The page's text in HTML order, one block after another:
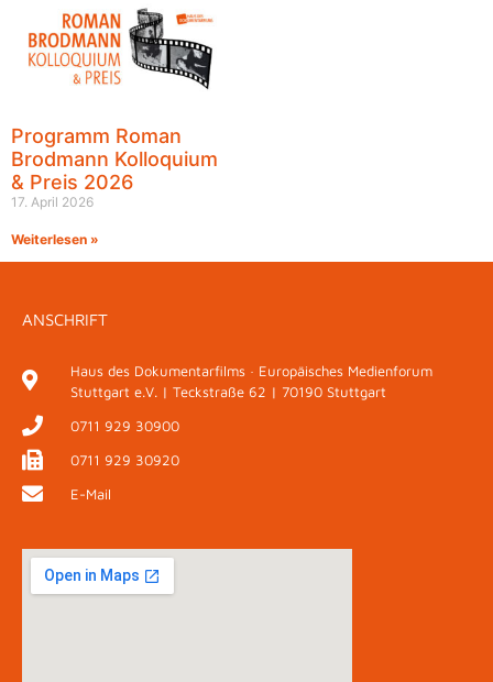
Programm Roman
Brodmann Kolloquium
& Preis 2026
17. April 2026
Weiterlesen »
ANSCHRIFT
Haus des Dokumentarfilms · Europäisches Medienforum
Stuttgart e.V. | Teckstraße 62 | 70190 Stuttgart
0711 929 30900
0711 929 30920
E-Mail